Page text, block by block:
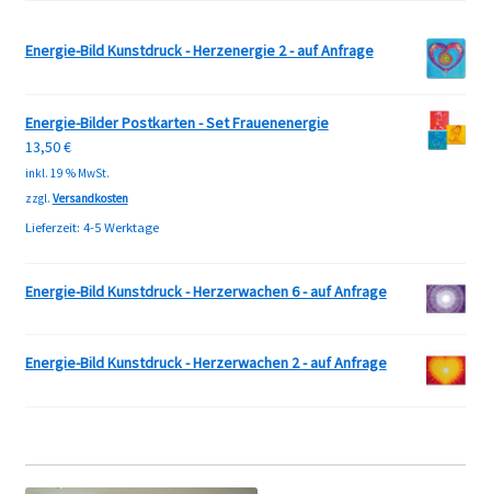
Energie-Bild Kunstdruck - Herzenergie 2 - auf Anfrage
Energie-Bilder Postkarten - Set Frauenenergie
13,50€
inkl. 19 % MwSt.
zzgl. Versandkosten
Lieferzeit: 4-5 Werktage
Energie-Bild Kunstdruck - Herzerwachen 6 - auf Anfrage
Energie-Bild Kunstdruck - Herzerwachen 2 - auf Anfrage